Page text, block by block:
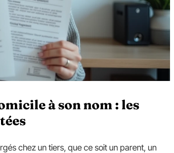
à son nom : les
chez un tiers, que ce soit un parent, un